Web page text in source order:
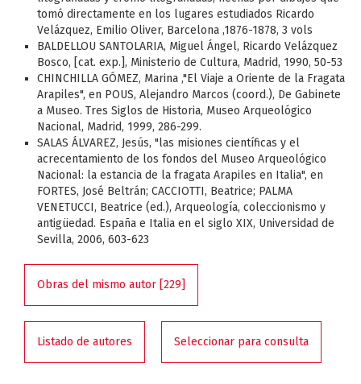
tomó directamente en los lugares estudiados Ricardo
Velázquez, Emilio Oliver, Barcelona ,1876-1878, 3 vols
BALDELLOU SANTOLARIA, Miguel Ángel, Ricardo Velázquez
Bosco, [cat. exp.], Ministerio de Cultura, Madrid, 1990, 50-53
CHINCHILLA GÓMEZ, Marina ,"El Viaje a Oriente de la Fragata
Arapiles", en POUS, Alejandro Marcos (coord.), De Gabinete
a Museo. Tres Siglos de Historia, Museo Arqueológico
Nacional, Madrid, 1999, 286-299.
SALAS ÁLVAREZ, Jesús, "las misiones científicas y el
acrecentamiento de los fondos del Museo Arqueológico
Nacional: la estancia de la fragata Arapiles en Italia", en
FORTES, José Beltrán; CACCIOTTI, Beatrice; PALMA
VENETUCCI, Beatrice (ed.), Arqueología, coleccionismo y
antigüedad. España e Italia en el siglo XIX, Universidad de
Sevilla, 2006, 603-623
Obras del mismo autor [229]
Listado de autores Seleccionar para consulta